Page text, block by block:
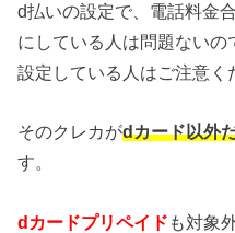
d払いの設定で、電話料金
にしている人は問題ないの
設定している人はご注意く
そのクレカがdカード以外
す。
dカードプリペイド も対象